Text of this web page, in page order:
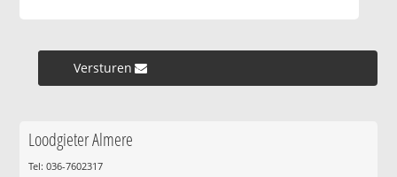
Versturen »
Loodgieter Almere
Tel: 036-7602317